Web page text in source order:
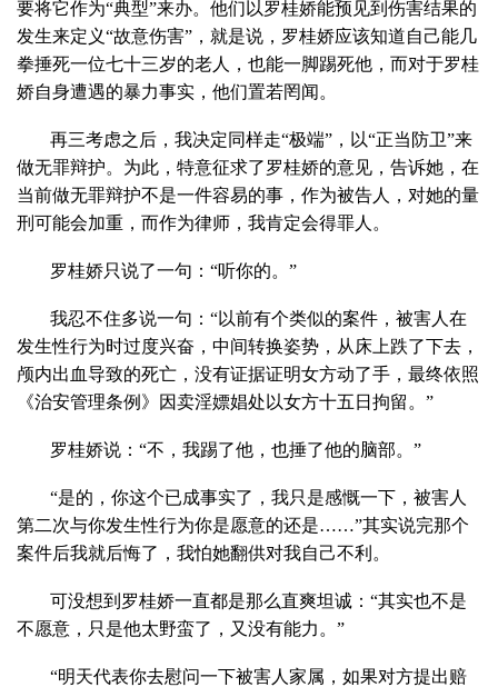
要将它作为“典型”来办。他们以罗桂娇能预见到伤害结果的
发生来定义“故意伤害”，就是说，罗桂娇应该知道自己能几
拳捶死一位七十三岁的老人，也能一脚踢死他，而对于罗桂
娇自身遭遇的暴力事实，他们置若罔闻。
再三考虑之后，我决定同样走“极端”，以“正当防卫”来
做无罪辩护。为此，特意征求了罗桂娇的意见，告诉她，在
当前做无罪辩护不是一件容易的事，作为被告人，对她的量
刑可能会加重，而作为律师，我肯定会得罪人。
罗桂娇只说了一句：“听你的。”
我忍不住多说一句：“以前有个类似的案件，被害人在
发生性行为时过度兴奋，中间转换姿势，从床上跌了下去，
颅内出血导致的死亡，没有证据证明女方动了手，最终依照
《治安管理条例》因卖淫嫖娼处以女方十五日拘留。”
罗桂娇说：“不，我踢了他，也捶了他的脑部。”
“是的，你这个已成事实了，我只是感慨一下，被害人
第二次与你发生性行为你是愿意的还是……”其实说完那个
案件后我就后悔了，我怕她翻供对我自己不利。
可没想到罗桂娇一直都是那么直爽坦诚：“其实也不是
不愿意，只是他太野蛮了，又没有能力。”
“明天代表你去慰问一下被害人家属，如果对方提出赔